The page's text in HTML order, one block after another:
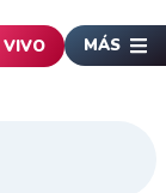
VIVO MÁS